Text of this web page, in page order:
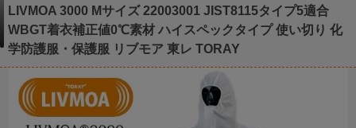
LIVMOA 3000 Mサイズ 22003001 JIST8115タイプ5適合
WBGT着衣補正値0℃素材 ハイスペックタイプ 使い切り 化
学防護服・保護服 リブモア 東レ TORAY